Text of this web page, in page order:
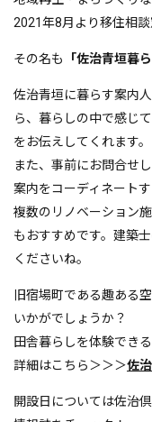
2021年8月より移住相談
その名も 「佐治青垣暮
佐治青垣に暮らす案内
ら、暮らしの中で感じ
をお伝えしてくれます。
また、事前にお問合せ
案内をコーディネート
複数のリノベーション
もおすすめです。建築
くださいね。
旧宿場町である趣ある
いかがでしょうか？
田舎暮らしを体験でき
詳細はこちら＞＞＞佐
開設日については佐治